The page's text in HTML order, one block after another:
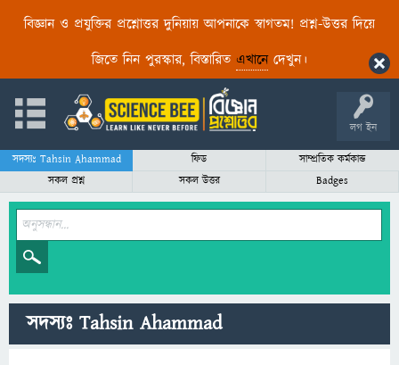
বিজ্ঞান ও প্রযুক্তির প্রশ্নোত্তর দুনিয়ায় আপনাকে স্বাগতম! প্রশ্ন-উত্তর দিয়ে
জিতে নিন পুরস্কার, বিস্তারিত এখানেদেখুন।
লগ ইন
সদস্যঃ Tahsin Ahammad ফিড
সাম্প্রতিক কর্মকান্ড
সকল প্রশ্ন
সকল উত্তর Badges
সদস্যঃ Tahsin Ahammad